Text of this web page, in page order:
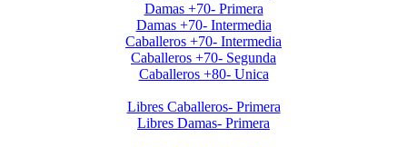
Damas +70- Primera
Damas +70- Intermedia
Caballeros +70- Intermedia
Caballeros +70- Segunda
Caballeros +80- Unica
Libres Caballeros- Primera
Libres Damas- Primera